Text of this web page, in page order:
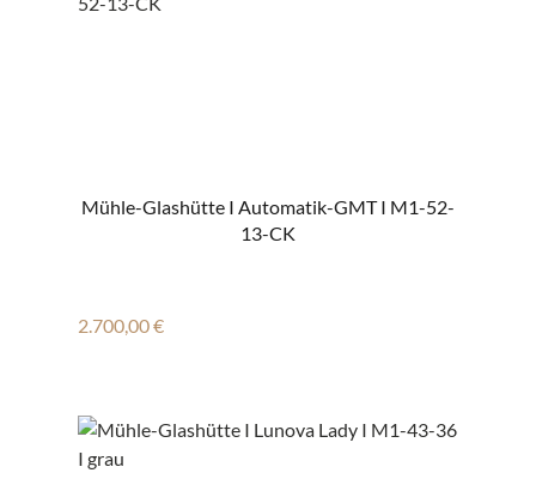
Mühle-Glashütte I Automatik-GMT I M1-52-
13-CK
Regulärer Preis:
2.700,00 €